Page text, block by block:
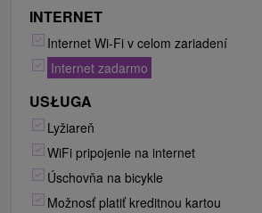
INTERNET
Internet Wi-Fi v celom zariadení
Internet zadarmo
USŁUGA
Lyžiareň
WiFi pripojenie na internet
Úschovňa na bicykle
Možnosť platiť kreditnou kartou